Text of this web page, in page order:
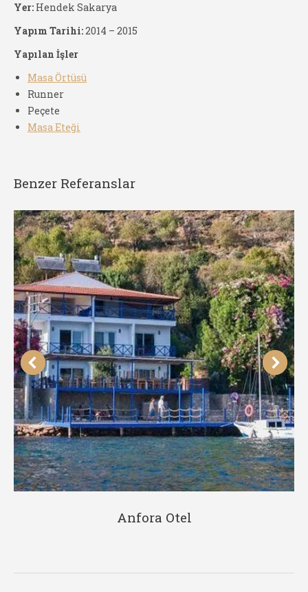
Yer: Hendek Sakarya
Yapım Tarihi:2014 – 2015
Yapılan İşler
Masa Örtüsü
Runner
Peçete
Masa Eteği
Benzer Referanslar
Anfora Otel